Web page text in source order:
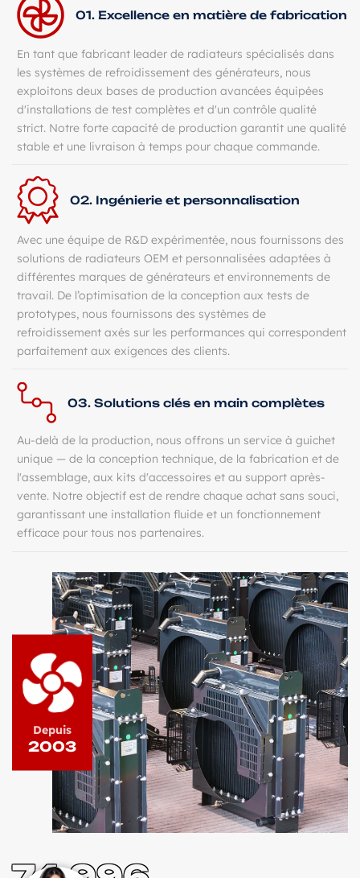
01. Excellence en matière de fabrication
En tant que fabricant leader de radiateurs spécialisés dans
les systèmes de refroidissement des générateurs, nous
exploitons deux bases de production avancées équipées
d'installations de test complètes et d'un contrôle qualité
strict. Notre forte capacité de production garantit une qualité
stable et une livraison à temps pour chaque commande.
02. Ingénierie et personnalisation
Avec une équipe de R&D expérimentée, nous fournissons des
solutions de radiateurs OEM et personnalisées adaptées à
différentes marques de générateurs et environnements de
travail. De l’optimisation de la conception aux tests de
prototypes, nous fournissons des systèmes de
refroidissement axés sur les performances qui correspondent
parfaitement aux exigences des clients.
03. Solutions clés en main complètes
Au-delà de la production, nous offrons un service à guichet
unique — de la conception technique, de la fabrication et de
l'assemblage, aux kits d'accessoires et au support après-
vente. Notre objectif est de rendre chaque achat sans souci,
garantissant une installation fluide et un fonctionnement
efficace pour tous nos partenaires.
Depuis
2003